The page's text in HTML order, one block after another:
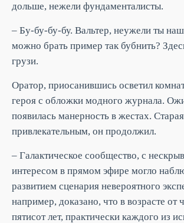
дольше, нежели фундаменталисты.
– Бу-бу-бу-бу. Вальтер, неужели ты
можно брать пример так бубнить?
грузи.
Оратор, приосанившись осветил
героя с обложки модного журнала.
появилась манерность в жестах.
привлекательным, он продолжил.
– Галактическое сообщество, с
интересом в прямом эфире могло
развитием сценария невероятного
например, доказано, что в возрасте от
пятисот лет, практически каждого из